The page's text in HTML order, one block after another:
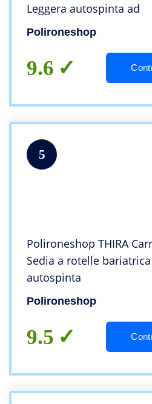
Leggera autospinta ad
Polironeshop
9.6
5
Polironeshop THIRA
Sedia a rotelle
autospinta
Polironeshop
9.5